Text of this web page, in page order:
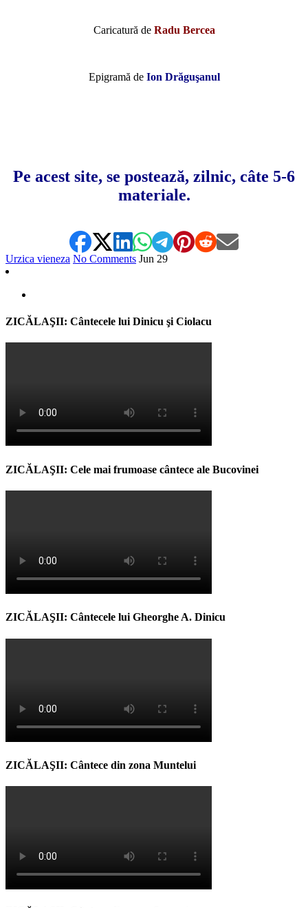
Caricatură de Radu Bercea
Epigramă de Ion Drăguşanul
Pe acest site, se postează, zilnic, câte 5-6
materiale.
Urzica vieneza No Comments Jun 29
ZICĂLAŞII: Cântecele lui Dinicu şi Ciolacu
ZICĂLAŞII: Cele mai frumoase cântece ale Bucovinei
ZICĂLAŞII: Cântecele lui Gheorghe A. Dinicu
ZICĂLAŞII: Cântece din zona Muntelui